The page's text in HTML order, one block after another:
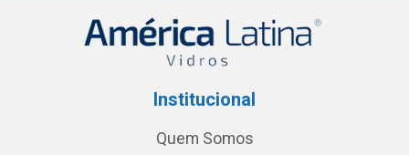
Institucional
Quem Somos